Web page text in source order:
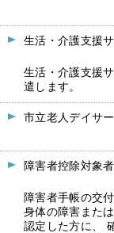
生活・介護支援
生活・介護支援
遣します。
市立老人デイサ
障害者控除対象
障害者手帳の交
身体の障害また
認定した方に、